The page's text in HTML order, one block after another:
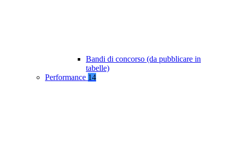
Bandi di concorso (da pubblicare in
tabelle)
Performance 14